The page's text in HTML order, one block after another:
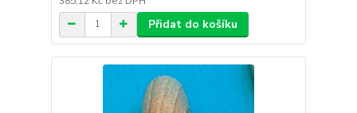
Přidat do košíku